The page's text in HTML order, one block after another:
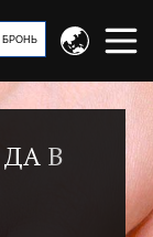
БРОНЬ
ДАВ